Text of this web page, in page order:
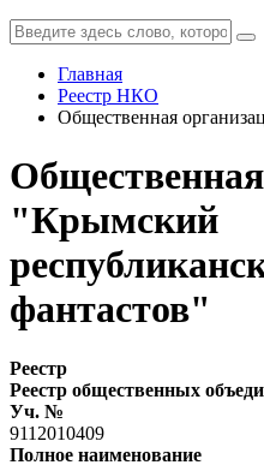
Главная
Реестр НКО
Общественная
"Крымский
фантастов"
Реестр
Реестр общественных
Уч. №
9112010409
Полное наименование